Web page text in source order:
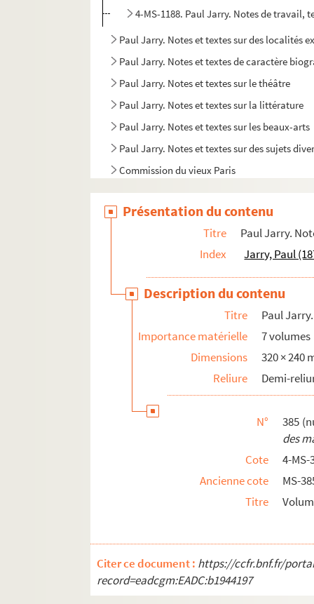
4-MS-1188. Paul Jarry. Notes de travail,
Paul Jarry. Notes et textes sur des localités
Paul Jarry. Notes et textes de caractère
Paul Jarry. Notes et textes sur le théâtre
Paul Jarry. Notes et textes sur la littérature
Paul Jarry. Notes et textes sur les beaux-arts
Paul Jarry. Notes et textes sur des sujets
Commission du vieux Paris
Société d'iconographie parisienne
Commission des monuments naturels et
Société de l'histoire de l'art français
Documentation réunie par Paul Jarry et
Correspondance et papiers personnels
Présentation du contenu
Titre
Paul Jarry.
Index
Jarry, Paul
Description du contenu
Titre
Paul
Importance matérielle
7 volumes
Dimensions
320 × 240
Reliure
Demi-
N°
385
des
Cote
4-MS-
Ancienne cote
MS-
Titre
Citer ce document : https://ccfr.bnf.fr/
record=eadcgm:EADC:b1944197